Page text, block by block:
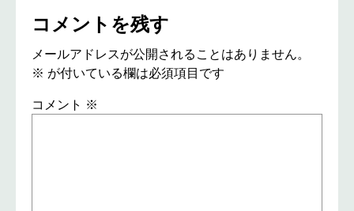
コメントを残す
メールアドレスが公開されることはありません。
※ が付いている欄は必須項目です
コメント ※